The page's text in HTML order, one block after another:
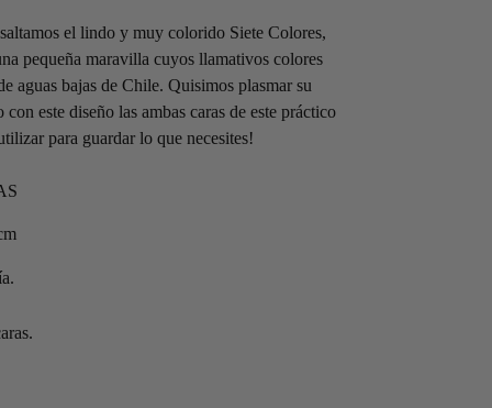
el lindo y muy colorido Siete Colores,
pequeña maravilla cuyos llamativos colores
aguas bajas de Chile. Quisimos plasmar su
este diseño las ambas caras de este práctico
para guardar lo que necesites!